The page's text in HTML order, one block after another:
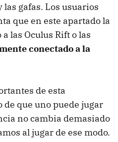
gafas. Los usuarios
que en este apartado la
a las Oculus Rift o las
conectado a la
de esta
de que uno puede jugar
no cambia demasiado
al jugar de ese modo.